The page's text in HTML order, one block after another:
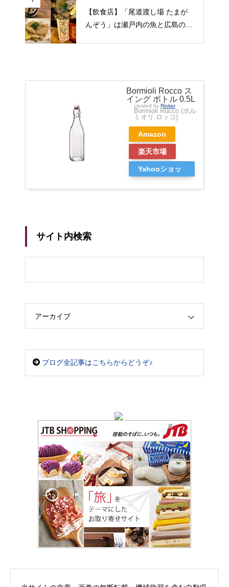
【飲食店】「尾道渡し場 たまが
んぞう」は瀬戸内の魚と広島の日
Bormioli Rocco ス
イング ボトル 0.5L
created by Rinker
Bormioli Rocco (ボル
ミオリ ロッコ)
Amazon
楽天市場
Yahooショッ
サイト内検索
アーカイブ
ブログ全記事はこちらからどうぞ♪